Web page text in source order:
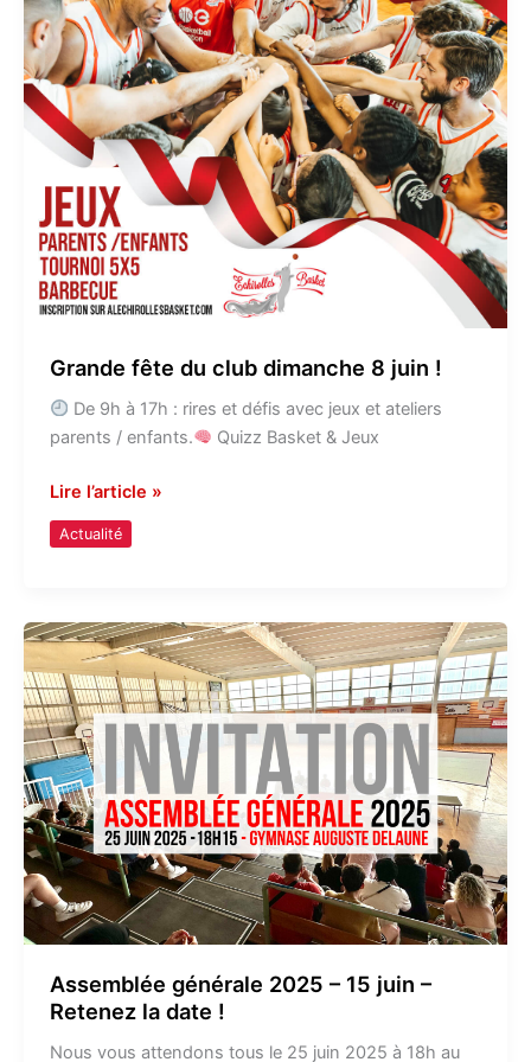
Grande fête du club dimanche 8 juin !
De 9h à 17h : rires et défis avec jeux et ateliers
parents / enfants.
Quizz Basket & Jeux
Lire l’article »
Actualité
Assemblée générale 2025 – 15 juin –
Retenez la date !
Nous vous attendons tous le 25 juin 2025 à 18h au
Assemblée
générale
2025
–
15
juin
–
Retenez
la
date